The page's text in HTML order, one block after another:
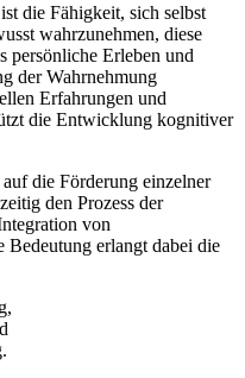
ist die Fähigkeit, sich selbst
wahrzunehmen, diese
persönliche Erleben und
der Wahrnehmung
Erfahrungen und
die Entwicklung kognitiver
die Förderung einzelner
den Prozess der
von
Bedeutung erlangt dabei die